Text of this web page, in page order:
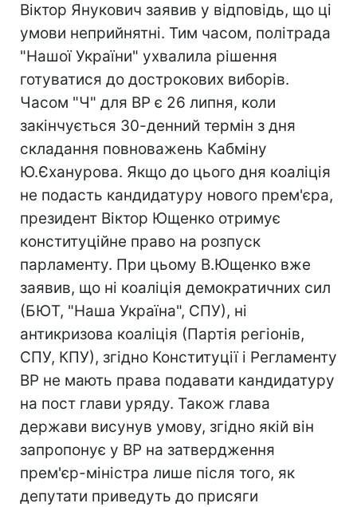
Віктор Янукович заявив у відповідь, що ці
умови неприйнятні. Тим часом, політрада
"Нашої України" ухвалила рішення
готуватися до дострокових виборів.
Часом "Ч" для ВР є 26 липня, коли
закінчується 30-денний термін з дня
складання повноважень Кабміну
Ю.Єханурова. Якщо до цього дня коаліція
не подасть кандидатуру нового прем'єра,
президент Віктор Ющенко отримує
конституційне право на розпуск
парламенту. При цьому В.Ющенко вже
заявив, що ні коаліція демократичних сил
(БЮТ, "Наша Україна", СПУ), ні
антикризова коаліція (Партія регіонів,
СПУ, КПУ), згідно Конституції і Регламенту
ВР не мають права подавати кандидатуру
на пост глави уряду. Також глава
держави висунув умову, згідно якій він
запропонує у ВР на затвердження
прем'єр-міністра лише після того, як
депутати приведуть до присяги